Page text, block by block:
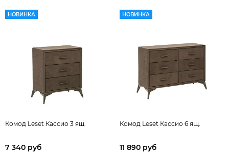
НОВИНКА
Комод Leset Кассио 3 ящ.
7 340 руб
НОВИНКА
Комод Leset Кассио 6 ящ.
11 890 руб